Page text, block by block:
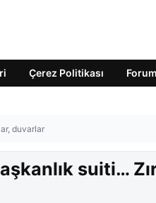
Çerez Politikası Forum
duvarlar
suiti…